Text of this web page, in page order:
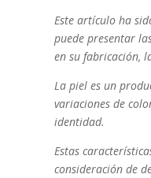
Este artículo ha
puede presentar
en su fabricación,
La piel es un
variaciones de
identidad.
Estas
consideración de